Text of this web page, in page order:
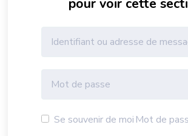
Se souvenir de moi Mot de